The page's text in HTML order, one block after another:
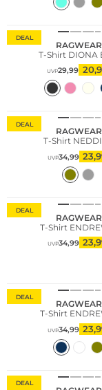
DEAL
RAGWEAR
T-Shirt DIONA
UVP29,99
DEAL
RAGWEAR
T-Shirt
UVP34,99
DEAL
RAGWEAR
T-Shirt
UVP34,99
DEAL
RAGWEAR
T-Shirt
UVP34,99
DEAL